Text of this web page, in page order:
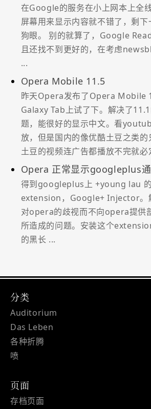
在Google的服务在小上网本上全
屏幕用来显示内容就不错了，剩
狗眼。 别的就算了，Google
且还找不到更好的，在考虑
...
Opera Mobile 11.5
昨天Opera发布了Opera Mobile
Galaxy Tab上试了下。解决了
题，能很好的显示中文。看
放，但是国内的像优酷土豆之类
土豆的视频连广告都播放不完就
Opera 正常显示googleplus
得到googleplus上 +young lau
extension，Google+ Injector。
对opera的歧视而不向opera提供
所造成的问题。安装这个
的黑长 ...
分类
Auditorium
Das Leben
各种折腾
喷
页面
存档页面